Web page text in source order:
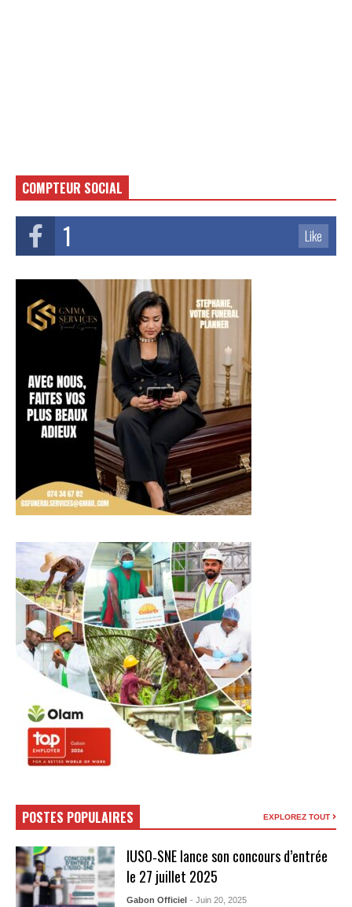
COMPTEUR SOCIAL
1 Like
POSTES POPULAIRES EXPLOREZ TOUT
IUSO‑SNE lance son concours d’entrée
le 27 juillet 2025
Gabon Officiel - Juin 20, 2025